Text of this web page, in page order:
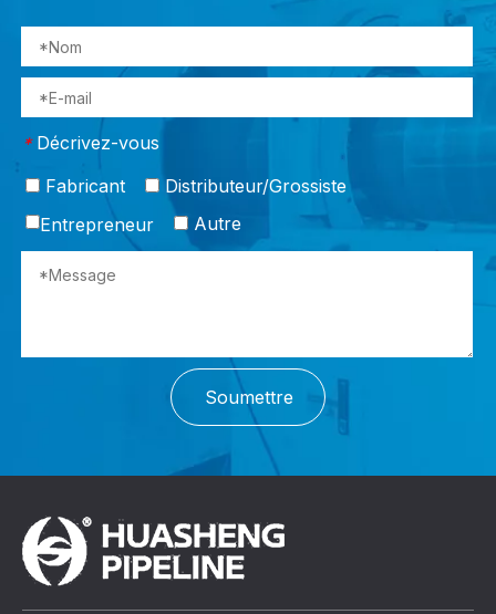
* Décrivez-vous
Fabricant
Distributeur/Grossiste
Entrepreneur
Autre
Soumettre